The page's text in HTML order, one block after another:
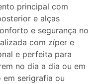
principal com
e alças
e segurança no
com zíper e
e perfeita para
no dia a dia ou em
em serigrafia ou